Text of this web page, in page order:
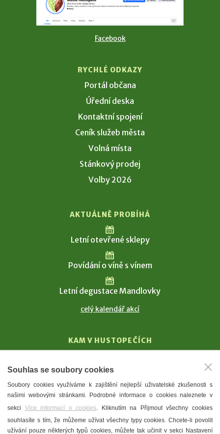
Facebook
RYCHLÉ ODKAZY
Portál občana
Úřední deska
Kontaktní spojení
Ceník služeb města
Volná místa
Stánkový prodej
Volby 2026
AKTUÁLNĚ PROBÍHÁ
Letní otevřené sklepy
Povídání o víně s vínem
Letní degustace Mandlovky
celý kalendář akcí
KAM V HUSTOPEČÍCH
T. G. Masaryk
Mandloně
Ubytování
Restaurace
Souhlas se soubory cookies
Soubory cookies využíváme k zajištění nejlepší uživatelské zkušenosti s
našimi webovými stránkami. Podrobné informace o cookies naleznete v
sekci Více informací o cookies. Kliknutím na Přijmout všechny cookies
souhlasíte s tím, že můžeme užívat všechny typy cookies. Chcete-li povolit
užívání pouze některých typů cookies, můžete tak učinit v sekci Nastavení